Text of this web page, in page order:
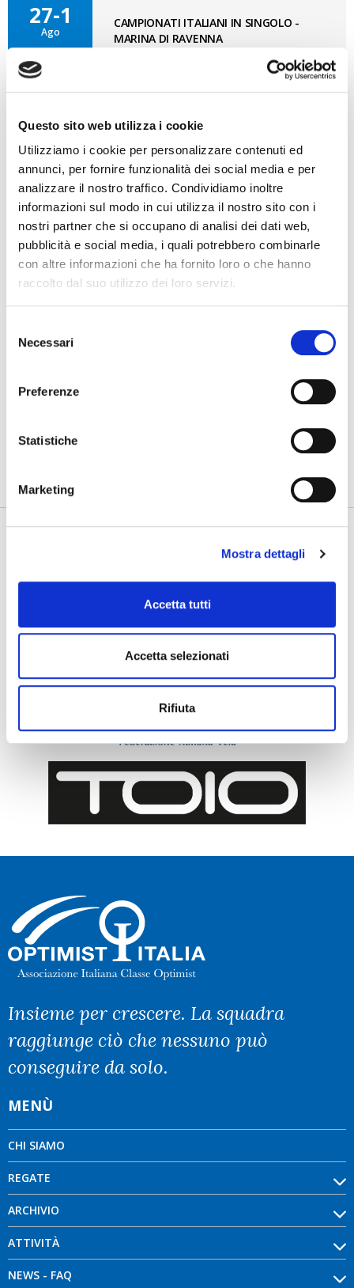
Questo sito web utilizza i cookie
Utilizziamo i cookie per personalizzare contenuti ed
annunci, per fornire funzionalità dei social media e per
analizzare il nostro traffico. Condividiamo inoltre
informazioni sul modo in cui utilizza il nostro sito con i
nostri partner che si occupano di analisi dei dati web,
pubblicità e social media, i quali potrebbero combinarle
con altre informazioni che ha fornito loro o che hanno
raccolto dal suo utilizzo dei loro servizi.
delNecessari
Preferenze
Statistiche
Marketing
Mostra dettagli
Accetta tutti
Accetta selezionati
Rifiuta
27-1
Ago
CAMPIONATI ITALIANI IN SINGOLO -
MARINA DI RAVENNA
11-12
CUP - REGGIO CALABRIA
BLOG OPTI GAN
07/08/2026
Cosa bisogna ritrovare
PHOTOGALLERY SFOGLIA GALLERY
Insieme per crescere. La squadra
raggiunge ciò che nessuno può
conseguire da solo.
MENÙ
CHI SIAMO
REGATE
ARCHIVIO
ATTIVITÀ
NEWS - FAQ